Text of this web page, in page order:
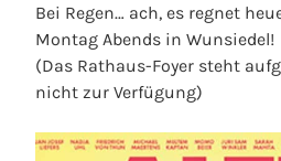
Bei Regen… ach, es regnet
Montag Abends in Wunsiedel!
(Das Rathaus-Foyer steht
nicht zur Verfügung)